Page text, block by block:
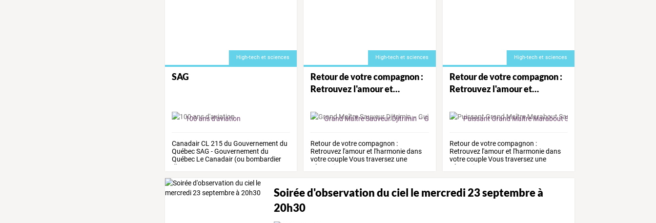
High-tech et sciences
SAG
100 ans d'aviation
CanadairCL215du Gouvernement du
QuébecSAG -Gouvernement du
QuébecLeCanadair(ou bombardier
d'eau
High-tech et sciences
Retourdevotrecompagnon:
Retrouvez l'amouret…
Grand Maître Sauveur Djitrimin – Guide Spirituel Africain Spécialiste de l’Amour, du Couple et de l’Harmonie
Retourdevotrecompagnon :
Retrouvez l'amouret l'harmoniedans
votrecoupleVoustraversez une
séparation,
High-tech et sciences
Retourdevotrecompagnon:
Retrouvez l'amouret…
Puissant Grand Maître Marabout Sauveur Dah Djitrimin du
Retourdevotrecompagnon :
Retrouvezl'amouret l'harmoniedans
votrecoupleVoustraversezune
séparation,
Soirée d'observation du ciel le mercredi 23 septembre à
20h30